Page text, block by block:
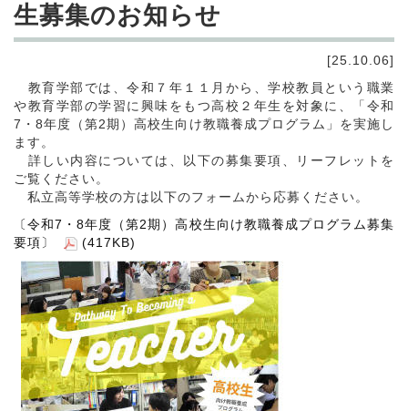
生募集のお知らせ
[25.10.06]
教育学部では、令和７年１１月から、学校教員という職業
や教育学部の学習に興味をもつ高校２年生を対象に、「令和
7・8年度（第2期）高校生向け教職養成プログラム」を実施し
ます。
詳しい内容については、以下の募集要項、リーフレットを
ご覧ください。
私立高等学校の方は以下のフォームから応募ください。
〔令和7・8年度（第2期）高校生向け教職養成プログラム募集
要項〕
(417KB)